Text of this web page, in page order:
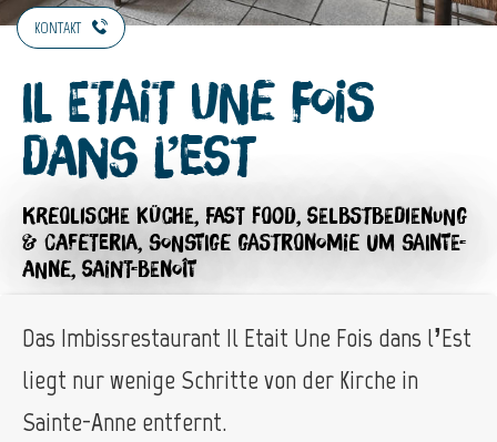
KONTAKT
Il Etait Une Fois
dans l’Est
KREOLISCHE KÜCHE, FAST FOOD, SELBSTBEDIENUNG
& CAFETERIA, SONSTIGE GASTRONOMIE UM SAINTE-
ANNE, SAINT-BENOÎT
Das Imbissrestaurant Il Etait Une Fois dans l’Est
liegt nur wenige Schritte von der Kirche in
Sainte-Anne entfernt.